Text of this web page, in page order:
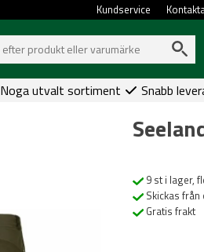
Kundservice
Noga utvalt sortiment Snabb
9 st i lager,
Skickas från
Gratis frakt